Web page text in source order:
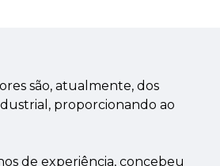
são, atualmente, dos
proporcionando ao
de experiência, concebeu